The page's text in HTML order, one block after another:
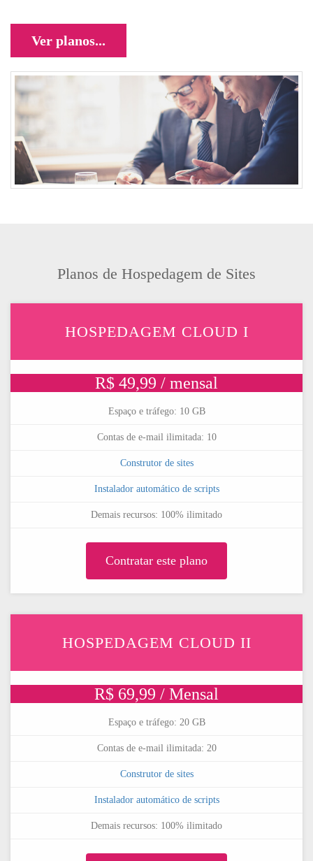
Ver planos...
Planos de Hospedagem de Sites
HOSPEDAGEM CLOUD I
R$ 49,99 / mensal
Espaço e tráfego: 10 GB
Contas de e-mail ilimitada: 10
Construtor de sites
Instalador automático de scripts
Demais recursos: 100% ilimitado
Contratar este plano
HOSPEDAGEM CLOUD II
R$ 69,99 / Mensal
Espaço e tráfego: 20 GB
Contas de e-mail ilimitada: 20
Construtor de sites
Instalador automático de scripts
Demais recursos: 100% ilimitado